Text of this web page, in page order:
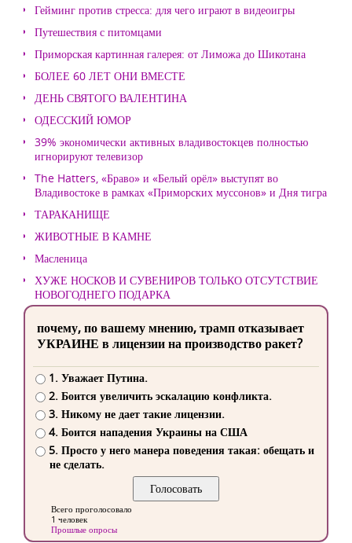
Гейминг против стресса: для чего играют в видеоигры
Путешествия с питомцами
Приморская картинная галерея: от Лиможа до Шикотана
БОЛЕЕ 60 ЛЕТ ОНИ ВМЕСТЕ
ДЕНЬ СВЯТОГО ВАЛЕНТИНА
ОДЕССКИЙ ЮМОР
39% экономически активных владивостокцев полностью
игнорируют телевизор
The Hatters, «Браво» и «Белый орёл» выступят во
Владивостоке в рамках «Приморских муссонов» и Дня тигра
ТАРАКАНИЩЕ
ЖИВОТНЫЕ В КАМНЕ
Масленица
ХУЖЕ НОСКОВ И СУВЕНИРОВ ТОЛЬКО ОТСУТСТВИЕ
НОВОГОДНЕГО ПОДАРКА
почему, по вашему мнению, трамп отказывает
УКРАИНЕ в лицензии на производство ракет?
1. Уважает Путина.
2. Боится увеличить эскалацию конфликта.
3. Никому не дает такие лицензии.
4. Боится нападения Украины на США
5. Просто у него манера поведения такая: обещать и
не сделать.
Всего проголосовало
1 человек
Прошлые опросы